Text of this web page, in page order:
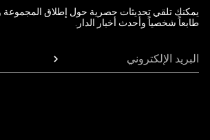
يمكنك تلقي تحديثات حصرية حول إطلاق المجموعة
طابعاً شخصياً وأحدث أخبار الدار.
البريد الإلكتروني